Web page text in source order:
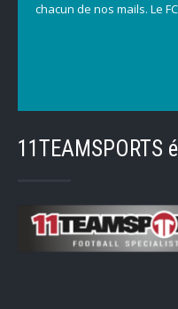
chacun de nos mails. Le
11TEAMSPORTS